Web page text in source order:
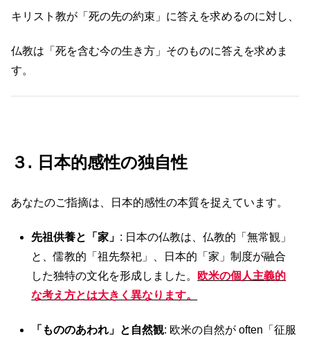
キリスト教が「死の先の約束」に答えを求めるのに対し、
仏教は「死を含む今の生き方」そのものに答えを求めま
す。
３. 日本的感性の独自性
あなたのご指摘は、日本的感性の本質を捉えています。
先祖供養と「家」 : 日本の仏教は、仏教的「無常観」
と、儒教的「祖先祭祀」、日本的「家」制度が融合
した独特の文化を形成しました。
欧米の個人主義的
な考え方とは大きく異なります。
「もののあわれ」と自然観: 欧米の自然が often「征服